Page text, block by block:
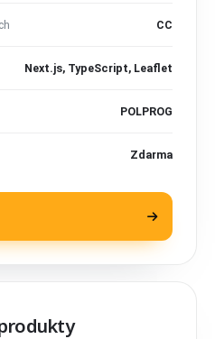
CC
Next.js, TypeScript, Leaflet
POLPROG
Zdarma